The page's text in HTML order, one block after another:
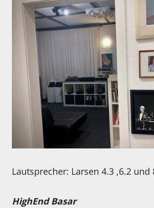
Lautsprecher: Larsen 4.3 ,6.2 und
HighEnd Basar